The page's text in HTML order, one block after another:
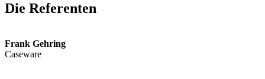
Die Referenten
Frank Gehring
Caseware